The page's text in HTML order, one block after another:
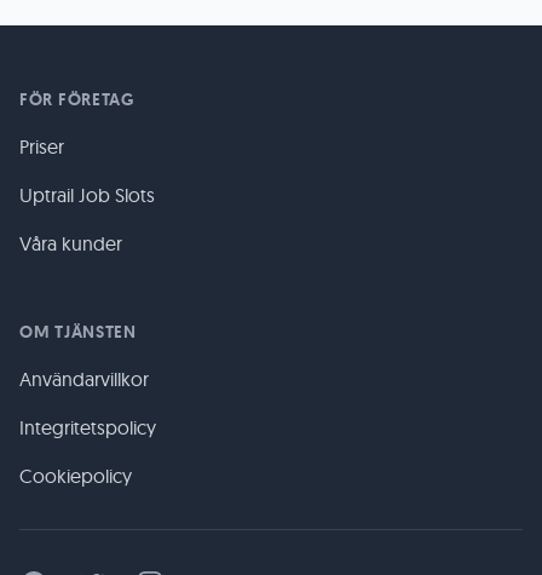
FÖR FÖRETAG
Priser
Uptrail Job Slots
Våra kunder
OM TJÄNSTEN
Användarvillkor
Integritetspolicy
Cookiepolicy